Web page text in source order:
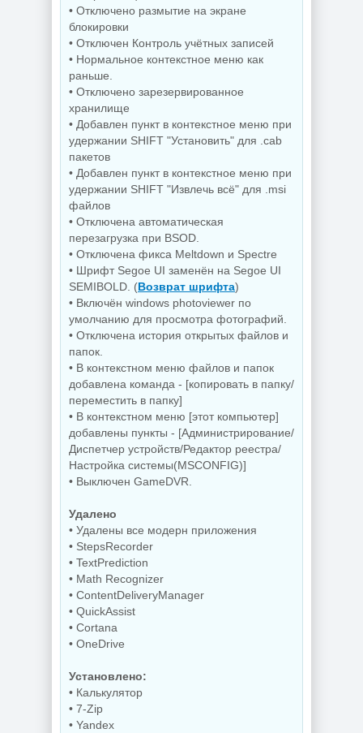
Управление
процессами
Windows Process
Lasso Pro
18.2.3.42
Захват снимков с
11.3 by KpoJIuK
Windows 11 Pro
26H1 Lite version
Build 28000.2525
экрана TechSmith
Snagit 26.3.1 build
11825 by
elchupacabra
монитора
TechSmith
Camtasia 2026.1.4
Build 18353 by
elchupacabra
NEW
Копирование
Professional |
Premium 19.2
NEW
Звуковой
редактор
FastStone Capture
• Отключено размытие на экране
блокировки
• Отключен Контроль учётных записей
• Нормальное контекстное меню как
раньше.
• Отключено зарезервированное
хранилище
• Добавлен пункт в контекстное меню при
удержании SHIFT "Установить" для .cab
пакетов
• Добавлен пункт в контекстное меню при
удержании SHIFT "Извлечь всё" для .msi
файлов
• Отключена автоматическая
перезагрузка при BSOD.
• Отключена фикса Meltdown и Spectre
• Шрифт Segoe UI заменён на Segoe UI
SEMIBOLD. (Возврат шрифта)
• Включён windows photoviewer по
умолчанию для просмотра фотографий.
• Отключена история открытых файлов и
папок.
• В контекстном меню файлов и папок
добавлена команда - [копировать в папку/
переместить в папку]
• В контекстном меню [этот компьютер]
добавлены пункты - [Администрирование/
Диспетчер устройств/Редактор реестра/
Настройка системы(MSCONFIG)]
• Выключен GameDVR.
Удалено
• Удалены все модерн приложения
• StepsRecorder
• TextPrediction
• Math Recognizer
• ContentDeliveryManager
• QuickAssist
• Cortana
• OneDrive
Установлено:
• Калькулятор
• 7-Zip
• Yandex